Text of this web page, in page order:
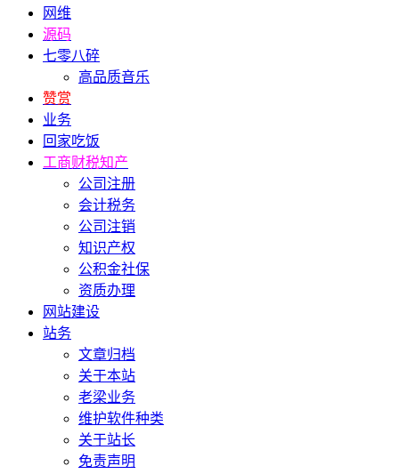
网维
源码
七零八碎
高品质音乐
赞赏
业务
回家吃饭
工商财税知产
公司注册
会计税务
公司注销
知识产权
公积金社保
资质办理
网站建设
站务
文章归档
关于本站
老梁业务
维护软件种类
关于站长
免责声明